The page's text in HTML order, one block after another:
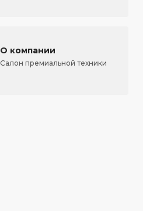
О компании
Салон премиальной техники